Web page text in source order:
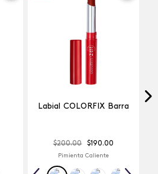
Labial COLORFIX Barra
$200.00 $190.00
Pimienta Caliente